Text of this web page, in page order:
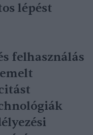
lépést
felhasználás